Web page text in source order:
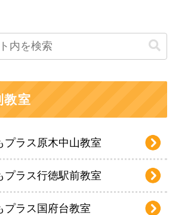
教室
プラス原木中山教室
プラス行徳駅前教室
プラス国府台教室